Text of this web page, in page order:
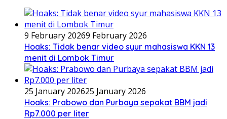
9 February 20269 February 2026
Hoaks: Tidak benar video syur mahasiswa KKN 13
menit di Lombok Timur
25 January 202625 January 2026
Hoaks: Prabowo dan Purbaya sepakat BBM jadi
Rp7.000 per liter